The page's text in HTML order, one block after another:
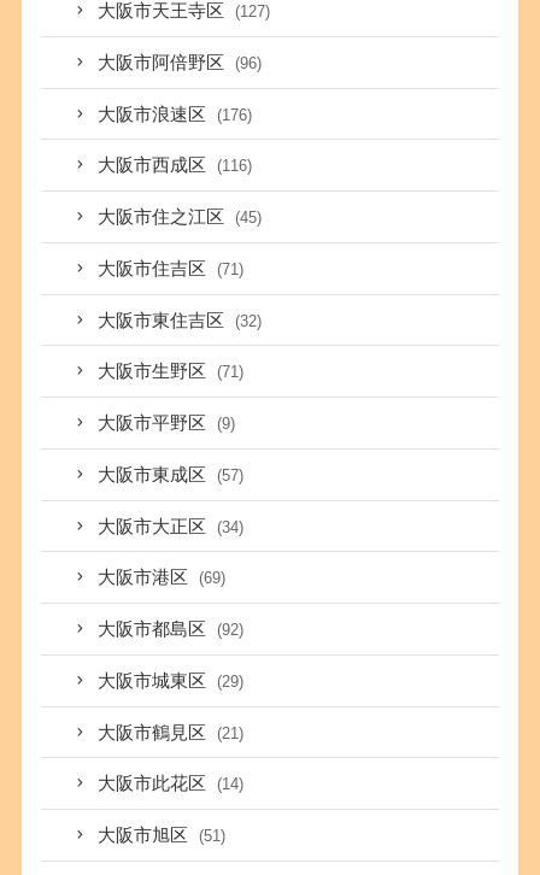
大阪市天王寺区 (127)
大阪市阿倍野区 (96)
大阪市浪速区 (176)
大阪市西成区 (116)
大阪市住之江区 (45)
大阪市住吉区 (71)
大阪市東住吉区 (32)
大阪市生野区 (71)
大阪市平野区 (9)
大阪市東成区 (57)
大阪市大正区 (34)
大阪市港区 (69)
大阪市都島区 (92)
大阪市城東区 (29)
大阪市鶴見区 (21)
大阪市此花区 (14)
大阪市旭区 (51)